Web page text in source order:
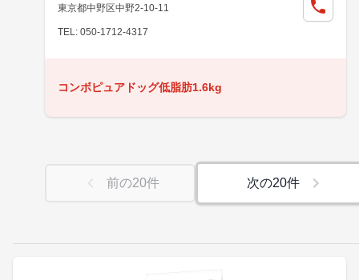
東京都中野区中野2-10-11
TEL: 050-1712-4317
コンボピュアドッグ低脂肪1.6kg
前の20件 次の20件